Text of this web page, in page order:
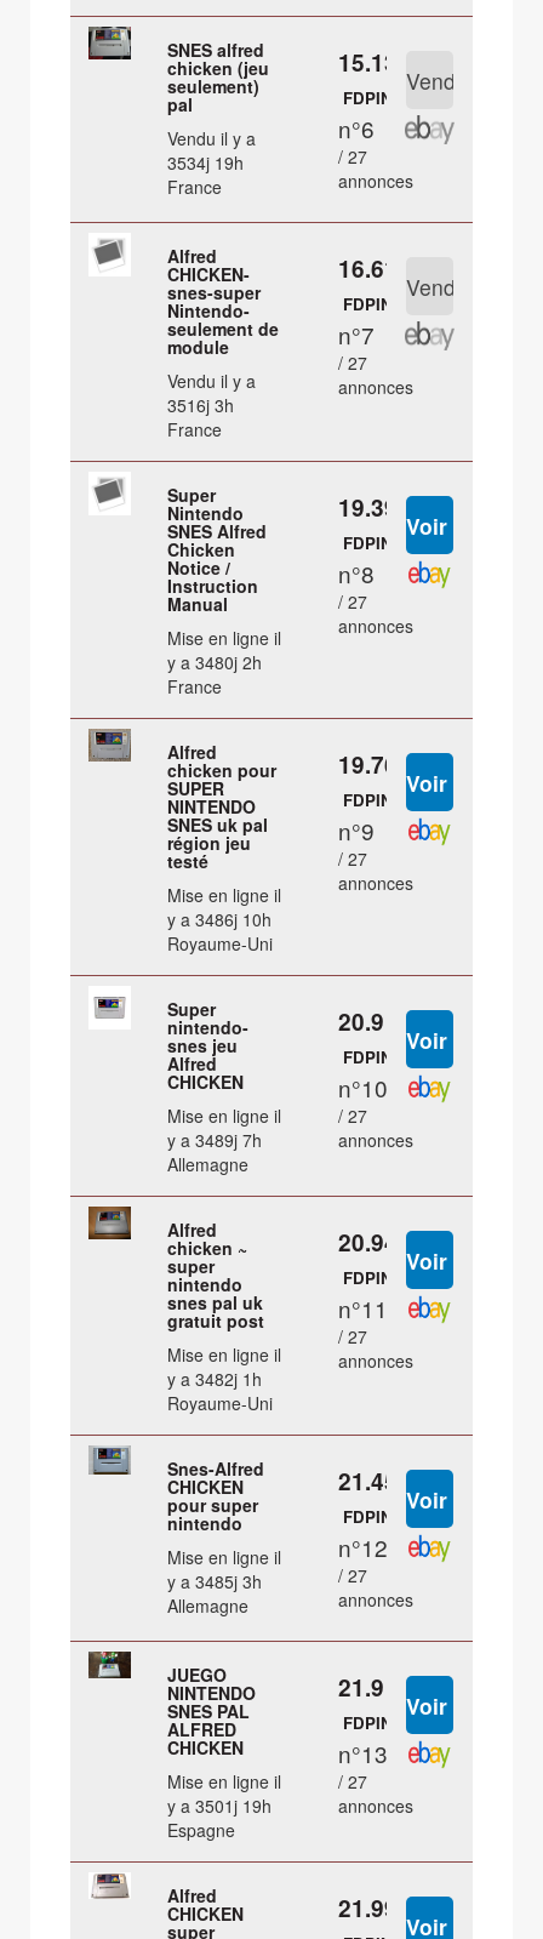
SNES alfred
chicken (jeu
seulement)
pal
Vendu il y a
3534j 19h
France
15.13 €
FDPIN
n°6
/ 27
annonces
Alfred
CHICKEN-
snes-super
Nintendo-
seulement de
module
Vendu il y a
3516j 3h
France
16.61 €
FDPIN
n°7
/ 27
annonces
Super
Nintendo
SNES Alfred
Chicken
Notice /
Instruction
Manual
Mise en ligne il
y a 3480j 2h
France
19.39 €
FDPIN
n°8
/ 27
annonces
Alfred
chicken pour
SUPER
NINTENDO
SNES uk pal
région jeu
testé
Mise en ligne il
y a 3486j 10h
Royaume-Uni
19.76 €
FDPIN
n°9
/ 27
annonces
Super
nintendo-
snes jeu
Alfred
CHICKEN
Mise en ligne il
y a 3489j 7h
Allemagne
20.9 €
FDPIN
n°10
/ 27
annonces
Alfred
chicken ~
super
nintendo
snes pal uk
gratuit post
Mise en ligne il
y a 3482j 1h
Royaume-Uni
20.94 €
FDPIN
n°11
/ 27
annonces
Snes-Alfred
CHICKEN
pour super
nintendo
Mise en ligne il
y a 3485j 3h
Allemagne
21.45 €
FDPIN
n°12
/ 27
annonces
JUEGO
NINTENDO
SNES PAL
ALFRED
CHICKEN
Mise en ligne il
y a 3501j 19h
Espagne
21.9 €
FDPIN
n°13
/ 27
annonces
Alfred
CHICKEN
super
21.99 €